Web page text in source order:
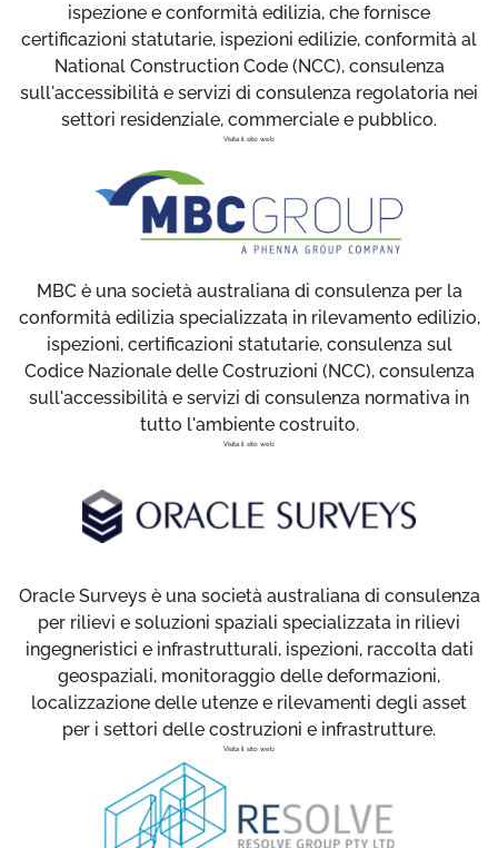
ispezione e conformità edilizia, che fornisce
certificazioni statutarie, ispezioni edilizie, conformità al
National Construction Code (NCC), consulenza
sull'accessibilità e servizi di consulenza regolatoria nei
settori residenziale, commerciale e pubblico.
Visita il sito web
MBC è una società australiana di consulenza per la
conformità edilizia specializzata in rilevamento edilizio,
ispezioni, certificazioni statutarie, consulenza sul
Codice Nazionale delle Costruzioni (NCC), consulenza
sull'accessibilità e servizi di consulenza normativa in
tutto l'ambiente costruito.
Visita il sito web
Oracle Surveys è una società australiana di consulenza
per rilievi e soluzioni spaziali specializzata in rilievi
ingegneristici e infrastrutturali, ispezioni, raccolta dati
geospaziali, monitoraggio delle deformazioni,
localizzazione delle utenze e rilevamenti degli asset
per i settori delle costruzioni e infrastrutture.
Visita il sito web